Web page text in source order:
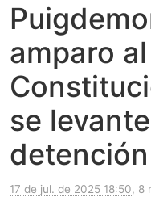
amparo al
se
detención
17 de jul. de 2025 18:50, 8